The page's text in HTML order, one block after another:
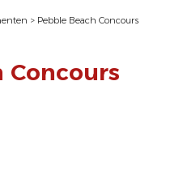
> Pebble Beach Concours
Concours